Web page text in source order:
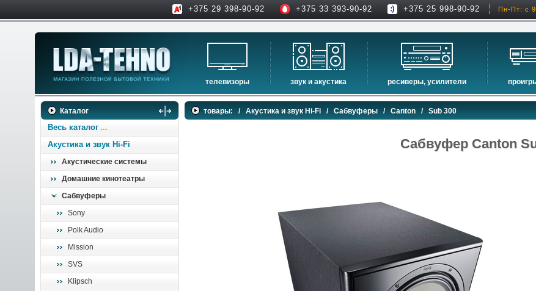
+375 29 398-90-92 +375 33 393-90-92 +375 25 998-90-92 Пн-Пт: с
телевизоры
телевизоры
аксессуары для тв
звук и акустика
hi-fi акустика
музыкальные центры
стойки для акустики
звуковые проекторы
звуковые панели
шумоизоляция
ресиверы, усилители
проекторы
экраны для проекторов
интерактивные доски
преобразователи, накопители и др.
blu-ray
Каталог
Весь каталог
Акустика и звук Hi-Fi
Акустические системы
Домашние кинотеатры
Сабвуферы
Sony
Polk Audio
Mission
SVS
Klipsch
товары: / Акустика и звук Hi-Fi / Сабвуферы / Canton / Sub 300
Сабвуфер Canton